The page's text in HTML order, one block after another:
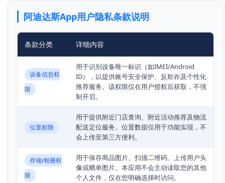
阿迪达斯App用户隐私条款说明
条款分类 详细内容
设备信息权
限
用于识别设备唯一标识（如IMEI/Android
ID），以提供账号安全保护、反欺诈及个性化
推荐服务。该权限仅在用户授权后获取，不强
制开启。
位置权限
用于提供附近门店查询、附近活动推荐及物流
配送定位服务。位置数据仅用于功能实现，不
会上传至第三方便利。
存储/相册权
限
用于保存商品图片、扫描二维码、上传用户头
像或晒单图片。本应用不会主动读取您的其他
个人文件，仅在您明确选择时访问。